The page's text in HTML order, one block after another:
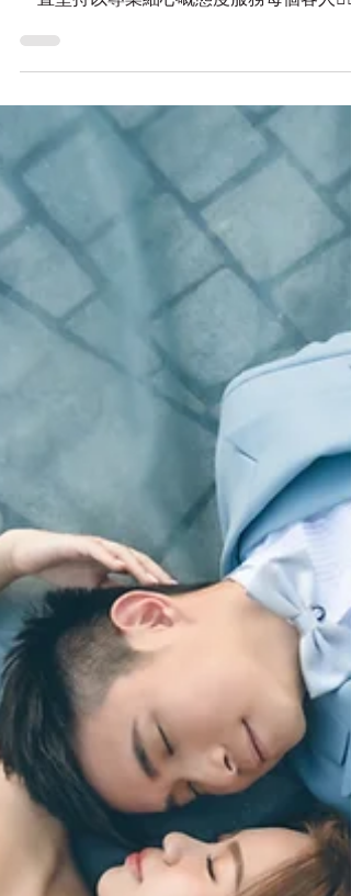
站式註冊套餐服務 體驗比咗超好評🥰🥰 團隊
一直堅持以專業細心嘅態度服務每個客人❤️‍🔥
評價： 一條龍服務真心好正，可以幫我節省
好多時間，唔使逐一搵人對接。 鋪頭員工好
好人，好有耐性亦好專業解答問題，好快就
岩自己心水的婚紗同裙褂，仲幫媽媽揀到合
既媽媽衫。WhatsApp都覆得好快，唔會嫌
長氣又煩，咩問題都會盡心幫我解答，好體
貼。 化妝師幫我化既妝頭真係好滿意，大日
子大家都讚我好靚，真心感謝化妝師幫我化
個適合自己的妝容，十分自然但又整體靚左
多。 攝影師同錄影師都好有心，會搞氣氛，
影左好多好靚既相。 因為佢地先可以令婚禮
進行順利，十分感謝佢地！！ 👰🏻‍♀️「一站式
註冊套餐服務」🤵🏻 註冊嗰日著婚紗化得咁
靚靚，點可以淨係影簽紙一刻咁浪費啊😛 客
人註冊完除咗影合照，仲可以周圍影相📸，
論係金鐘大會堂定尖沙咀註冊處，我哋嘅合
攝影師都能帶你哋影靚景㊙️😍。直情好似影
多輯pre-w